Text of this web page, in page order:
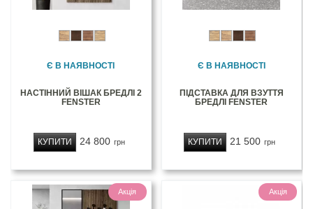
Є В НАЯВНОСТІ
НАСТІННИЙ ВІШАК БРЕДЛІ 2
FENSTER
24 800 грн
КУПИТИ
Є В НАЯВНОСТІ
ПІДСТАВКА ДЛЯ ВЗУТТЯ
БРЕДЛІ FENSTER
21 500 грн
КУПИТИ
Акція Акція